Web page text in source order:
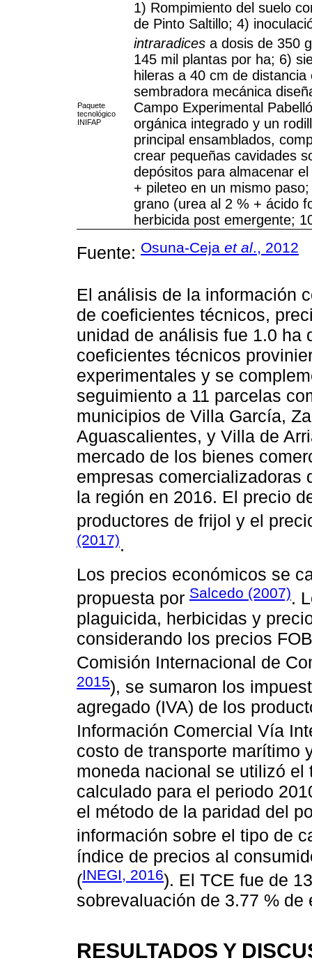
Paquete
tecnológico
INIFAP
1) Rompimiento del suelo
de Pinto Saltillo; 4)
intraradices a dosis de 350
145 mil plantas por ha; 6)
hileras a 40 cm de
sembradora mecánica
Campo Experimental
orgánica integrado y un
principal ensamblados,
crear pequeñas cavidades
depósitos para almacenar
+ pileteo en un mismo
grano (urea al 2 % + ácido
herbicida post emergente;
Fuente: Osuna-Ceja et al ., 2012
El análisis de la información
de coeficientes técnicos,
unidad de análisis fue 1.0 ha
coeficientes técnicos
experimentales y se
seguimiento a 11 parcelas
municipios de Villa García,
Aguascalientes, y Villa de
mercado de los bienes
empresas comercializadoras
la región en 2016. El precio
productores de frijol y el
(2017).
Los precios económicos se
propuesta por Salcedo (2007).
plaguicida, herbicidas y
considerando los precios
Comisión Internacional de
2015), se sumaron los
agregado (IVA) de los
Información Comercial Vía
costo de transporte marítimo
moneda nacional se utilizó
calculado para el periodo
el método de la paridad del
información sobre el tipo de
índice de precios al
(INEGI, 2016). El TCE fue de
sobrevaluación de 3.77 %
RESULTADOS Y